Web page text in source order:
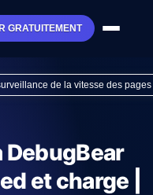
GRATUITEMENT
de la vitesse des pages
et charge |